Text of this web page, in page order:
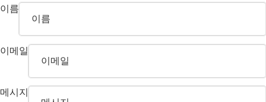
이름
이메일
메시지